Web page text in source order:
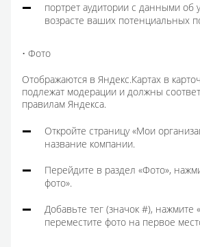
портрет аудитории с данными об
возрасте ваших потенциальных
• Фото
Отображаются в Яндекс.Картах в
подлежат модерации и должны
правилам Яндекса.
Откройте страницу «Мои
название компании.
Перейдите в раздел «Фото»,
фото».
Добавьте тег (значок #), нажмите
переместите фото на первое